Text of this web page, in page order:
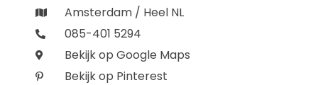
Amsterdam / Heel NL
085-401 5294
Bekijk op Google Maps
Bekijk op Pinterest